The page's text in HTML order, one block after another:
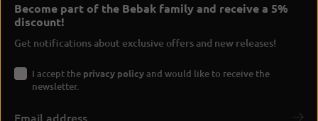
Become part of the Bebak family and receive a 5%
discount!
Get notifications about exclusive offers and new releases!
I accept the privacy policyand would like to receive the
newsletter.